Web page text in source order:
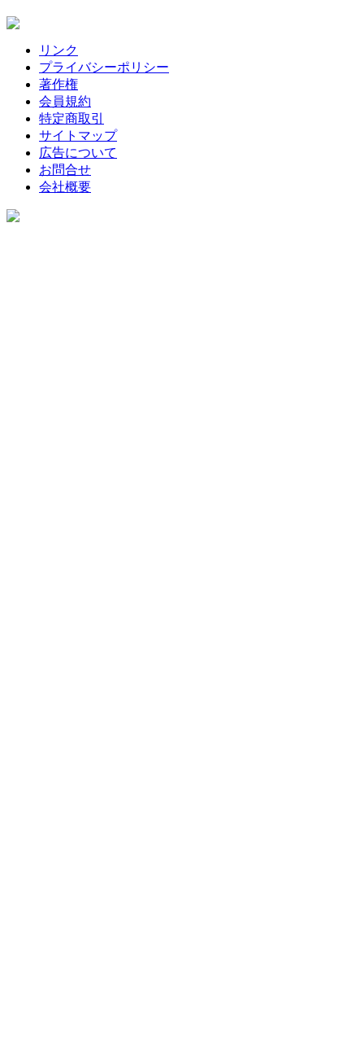
リンク
プライバシーポリシー
著作権
会員規約
特定商取引
サイトマップ
広告について
お問合せ
会社概要